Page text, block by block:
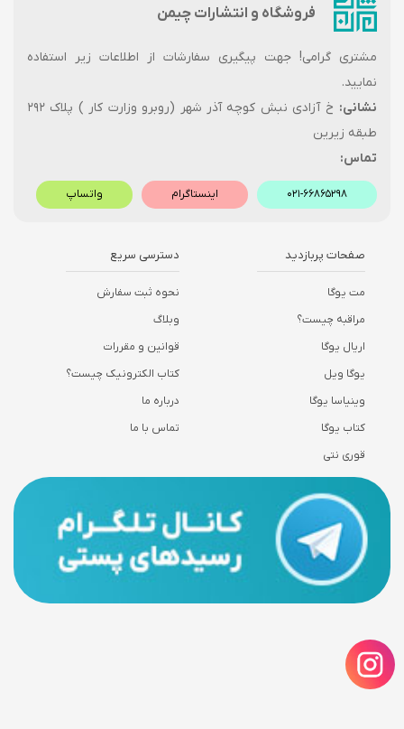
فروشگاه و انتشارات چیمن
مشتری گرامی! جهت پیگیری سفارشات از اطلاعات زیر استفاده
نمایید.
نشانی:
خ آزادی نبش کوچه آذر شهر (روبرو وزارت کار ) پلاک ۲۹۲
طبقه زیرین
تماس:
۰۲۱-۶۶۸۶۵۲۹۸ اینستاگرام واتساپ
صفحات پربازدید
مت یوگا
مراقبه چیست؟
اریال یوگا
یوگا ویل
وینیاسا یوگا
کتاب یوگا
قوری نتی
دسترسی سریع
نحوه ثبت سفارش
وبلاگ
قوانین و مقررات
کتاب الکترونیک چیست؟
درباره ما
تماس با ما